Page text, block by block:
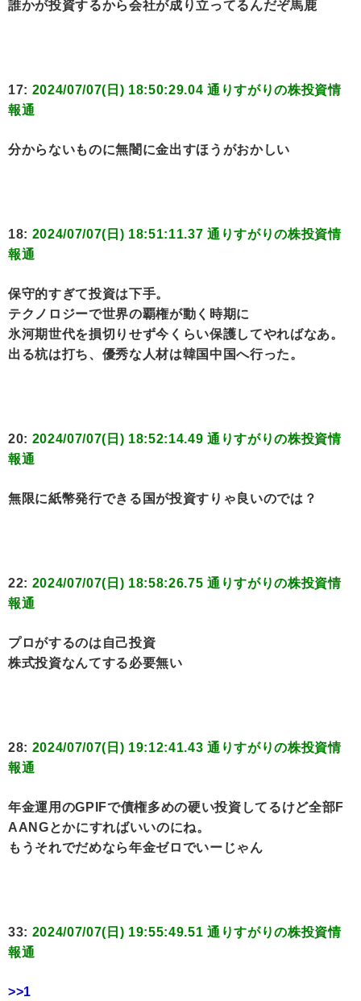
誰かが投資するから会社が成り立ってるんだぞ馬鹿
17: 2024/07/07(日) 18:50:29.04 通りすがりの株投資情
報通
分からないものに無闇に金出すほうがおかしい
18: 2024/07/07(日) 18:51:11.37 通りすがりの株投資情
報通
保守的すぎて投資は下手。
テクノロジーで世界の覇権が動く時期に
氷河期世代を損切りせず今くらい保護してやればなあ。
出る杭は打ち、優秀な人材は韓国中国へ行った。
20: 2024/07/07(日) 18:52:14.49 通りすがりの株投資情
報通
無限に紙幣発行できる国が投資すりゃ良いのでは？
22: 2024/07/07(日) 18:58:26.75 通りすがりの株投資情
報通
プロがするのは自己投資
株式投資なんてする必要無い
28: 2024/07/07(日) 19:12:41.43 通りすがりの株投資情
報通
年金運用のGPIFで債権多めの硬い投資してるけど全部F
AANGとかにすればいいのにね。
もうそれでだめなら年金ゼロでいーじゃん
33: 2024/07/07(日) 19:55:49.51 通りすがりの株投資情
報通
>>1